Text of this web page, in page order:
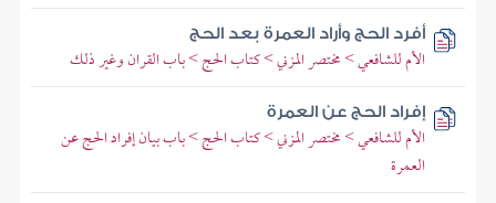
أفرد الحج وأراد العمرة بعد الحج
الأم للشافعي > مختصر المزني > كتاب الحج > باب القران وغير ذلك
إفراد الحج عن العمرة
الأم للشافعي > مختصر المزني > كتاب الحج > باب بيان إفراد الحج عن
العمرة